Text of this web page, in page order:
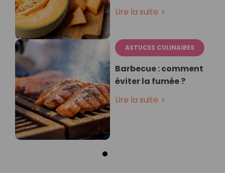
Lire la suite
ASTUCES CULINAIRES
Barbecue : comment
éviter la fumée ?
Lire la suite